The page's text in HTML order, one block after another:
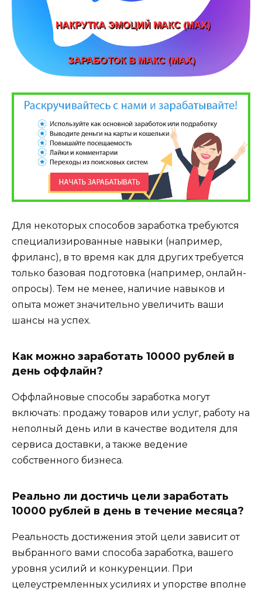
Для некоторых способов заработка требуются
специализированные навыки (например,
фриланс), в то время как для других требуется
только базовая подготовка (например, онлайн-
опросы). Тем не менее, наличие навыков и
опыта может значительно увеличить ваши
шансы на успех.
Как можно заработать 10000 рублей в
день оффлайн?
Оффлайновые способы заработка могут
включать: продажу товаров или услуг, работу на
неполный день или в качестве водителя для
сервиса доставки, а также ведение
собственного бизнеса.
Реально ли достичь цели заработать
10000 рублей в день в течение месяца?
Реальность достижения этой цели зависит от
выбранного вами способа заработка, вашего
уровня усилий и конкуренции. При
целеустремленных усилиях и упорстве вполне